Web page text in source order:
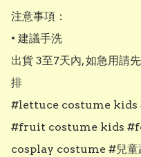
注意事項：
• 建議手洗
出貨 3至7天內, 如急用請
排
#lettuce costume kids
#fruit costume kids
cosplay costume #兒童